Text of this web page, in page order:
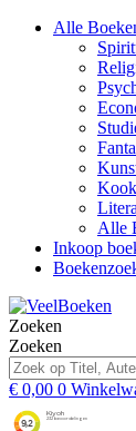
Alle
Alle
Inkoop
Zoeken
Zoeken
€ 0,00 0